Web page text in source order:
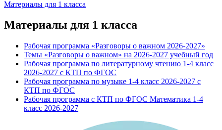
Материалы для 1 класса
Материалы для 1 класса
Рабочая программа «Разговоры о важном 2026-2027»
Темы «Разговоры о важном» на 2026-2027 учебный год
Рабочая программа по литературному чтению 1-4 класс
2026-2027 с КТП по ФГОС
Рабочая программа по музыке 1-4 класс 2026-2027 с
КТП по ФГОС
Рабочая программа с КТП по ФГОС Математика 1-4
класс 2026-2027